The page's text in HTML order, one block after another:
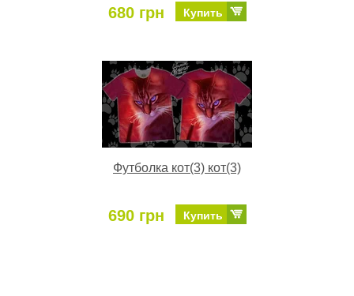
680 грн Купить
Футболка кот(3) кот(3)
690 грн Купить